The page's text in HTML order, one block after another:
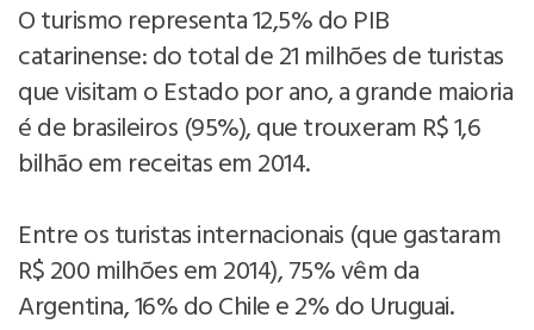
O turismo representa 12,5% do PIB
catarinense: do total de 21 milhões de turistas
que visitam o Estado por ano, a grande maioria
é de brasileiros (95%), que trouxeram R$ 1,6
bilhão em receitas em 2014.
Entre os turistas internacionais (que gastaram
R$ 200 milhões em 2014), 75% vêm da
Argentina, 16% do Chile e 2% do Uruguai.